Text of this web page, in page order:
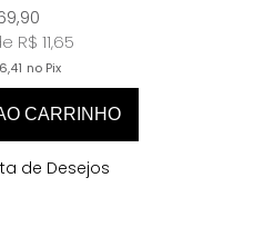
R$ 11,65
no Pix
CARRINHO
de Desejos